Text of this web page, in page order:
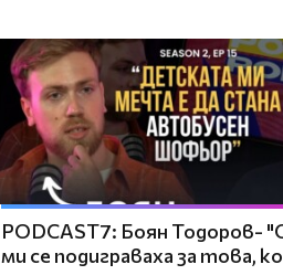
PODCAST7: ‪Боян Тодоров-
ми се подиграваха за това,